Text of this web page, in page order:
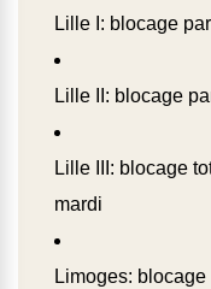
Lille I: blocage
Lille II: blocage
Lille III: blocage
mardi
Limoges: blocage